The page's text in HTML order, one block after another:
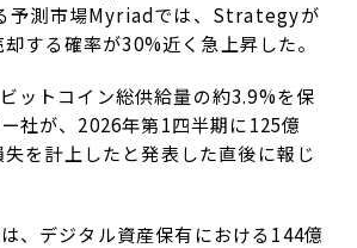
予測市場Myriadでは、Strategyが
する確率が30%近く急上昇した。
ットコイン総供給量の約3.9%を保
社が、2026年第1四半期に125億
を計上したと発表した直後に報じ
、デジタル資産保有における144億